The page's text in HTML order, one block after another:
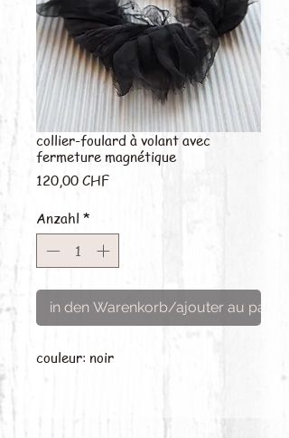
collier-foulard à volant avec
fermeture magnétique
120,00 CHFPreis
Anzahl *
in den Warenkorb/ajouter au panier
couleur: noir